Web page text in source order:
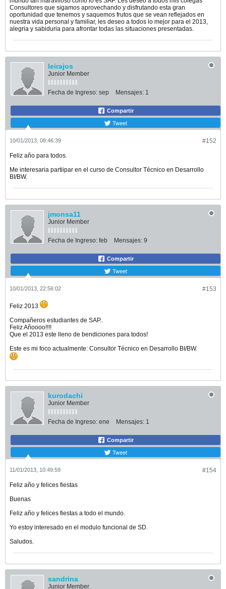
Consultores que sigamos aprovechando y disfrutando esta gran
oportunidad que tenemos y saquemos frutos que se vean reflejados en
nuestra vida personal y familiar, les deseo a todos lo mejor para el 2013,
alegria y sabiduria para afrontar todas las situaciones presentadas.
leirajos
Junior Member
Fecha de Ingreso: sep Mensajes: 1
Compartir
Tweet
#152
10/01/2013, 08:46:39
Feliz año para todos.
Me interesaria partiipar en el curso de Consultor Técnico en Desarrollo
BI/BW.
jmonsa11
Junior Member
Fecha de Ingreso: feb Mensajes: 9
Compartir
Tweet
#153
10/01/2013, 22:56:02
Feliz 2013
Compañeros estudiantes de SAP..
Feliz Añoooo!!!!
Que el 2013 este lleno de bendiciones para todos!
Este es mi foco actualmente: Consultor Técnico en Desarrollo BI/BW.
kurodachi
Junior Member
Fecha de Ingreso: ene Mensajes: 1
Compartir
Tweet
#154
11/01/2013, 10:49:59
Feliz año y felices fiestas
Buenas
Feliz año y felices fiestas a todo el mundo.
Yo estoy interesado en el modulo funcional de SD.
Saludos.
sandrina
Junior Member